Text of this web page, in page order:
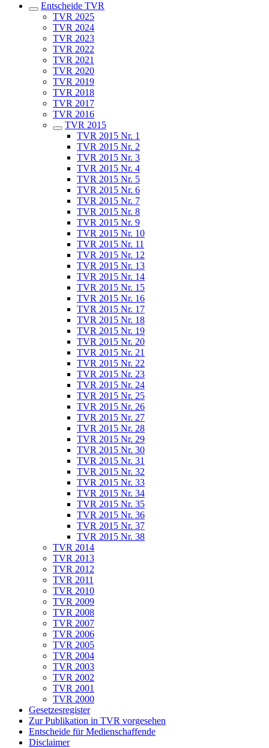
Entscheide TVR
TVR 2025
TVR 2024
TVR 2023
TVR 2022
TVR 2021
TVR 2020
TVR 2019
TVR 2018
TVR 2017
TVR 2016
TVR 2015
TVR 2015 Nr. 1
TVR 2015 Nr. 2
TVR 2015 Nr. 3
TVR 2015 Nr. 4
TVR 2015 Nr. 5
TVR 2015 Nr. 6
TVR 2015 Nr. 7
TVR 2015 Nr. 8
TVR 2015 Nr. 9
TVR 2015 Nr. 10
TVR 2015 Nr. 11
TVR 2015 Nr. 12
TVR 2015 Nr. 13
TVR 2015 Nr. 14
TVR 2015 Nr. 15
TVR 2015 Nr. 16
TVR 2015 Nr. 17
TVR 2015 Nr. 18
TVR 2015 Nr. 19
TVR 2015 Nr. 20
TVR 2015 Nr. 21
TVR 2015 Nr. 22
TVR 2015 Nr. 23
TVR 2015 Nr. 24
TVR 2015 Nr. 25
TVR 2015 Nr. 26
TVR 2015 Nr. 27
TVR 2015 Nr. 28
TVR 2015 Nr. 29
TVR 2015 Nr. 30
TVR 2015 Nr. 31
TVR 2015 Nr. 32
TVR 2015 Nr. 33
TVR 2015 Nr. 34
TVR 2015 Nr. 35
TVR 2015 Nr. 36
TVR 2015 Nr. 37
TVR 2015 Nr. 38
TVR 2014
TVR 2013
TVR 2012
TVR 2011
TVR 2010
TVR 2009
TVR 2008
TVR 2007
TVR 2006
TVR 2005
TVR 2004
TVR 2003
TVR 2002
TVR 2001
TVR 2000
Gesetzesregister
Zur Publikation in TVR vorgesehen
Entscheide für Medienschaffende
Disclaimer